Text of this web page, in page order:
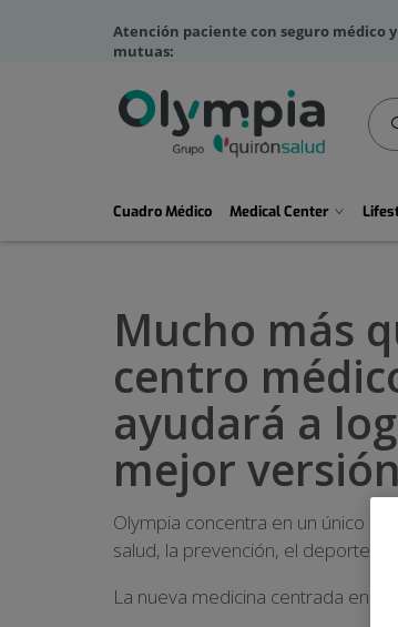
olympia2-
telfs
Atención paciente con seguro médico y
mutuas:
Menú
Cuadro Médico Medical Center
Mucho más
centro
ayudará a
mejor versión
Olympia concentra en un único
salud, la prevención, el deporte y
La nueva medicina centrada en las